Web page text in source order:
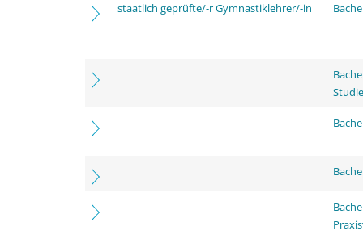
staatlich geprüfte/-r Gymnastiklehrer/-in